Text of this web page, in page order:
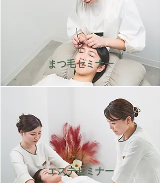
まつ毛セミナー
エステセミナー